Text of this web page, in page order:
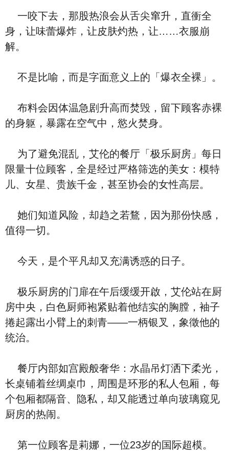
一咬下去，那股热浪会从舌尖窜升，直衝全
身，让味蕾爆炸，让皮肤灼热，让……衣服崩
解。
不是比喻，而是字面意义上的「爆衣全裸」。
布料会因体温急剧升高而焚毁，留下顾客赤裸
的身躯，暴露在空气中，慾火焚身。
为了避免混乱，艾伦的餐厅「极乐厨房」每日
限量十位顾客，全是经过严格筛选的美女：模特
儿、女星、贵族千金，甚至协会的女性高层。
她们知道风险，却趋之若鶩，因为那份快感，
值得一切。
今天，是个平凡却又充满诱惑的日子。
极乐厨房的门扉在午后缓缓开啟，艾伦站在厨
房中央，白色厨师袍紧贴着他结实的胸膛，袖子
捲起露出小臂上的刺青——一柄银叉，象徵他的
统治。
餐厅内部如宫殿般奢华：水晶吊灯洒下柔光，
长桌铺着丝绸桌巾，周围是环形的私人包厢，每
个包厢都隔音、隐私，却又能透过单向玻璃窥见
厨房的热闹。
第一位顾客是莉娜，一位23岁的国际超模。